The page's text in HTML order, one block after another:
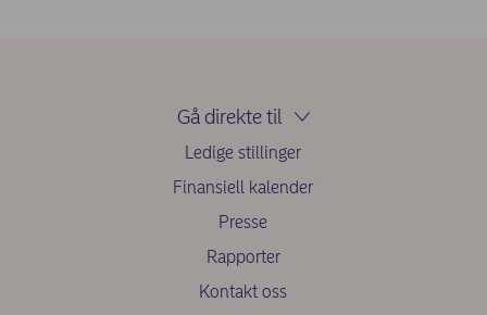
Gå direkte til
Ledige stillinger
Finansiell kalender
Presse
Rapporter
Kontakt oss